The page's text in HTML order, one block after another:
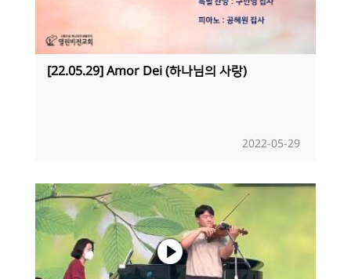
[22.05.29] Amor Dei (하나님의 사랑)
2022-05-29